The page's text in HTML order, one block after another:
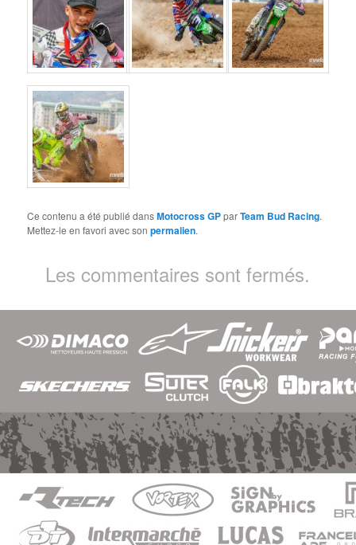
Ce contenu a été publié dansMotocross GPparTeam Bud Racing.
Mettez-le en favori avec sonpermalien.
Les commentaires sont fermés.